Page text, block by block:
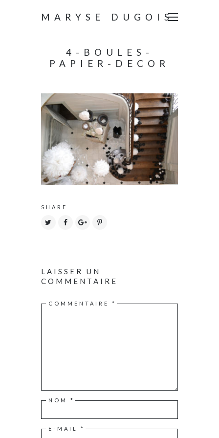
MARYSE DUGOIS
4-BOULES-
PAPIER-DECOR
SHARE
LAISSER UN
COMMENTAIRE
COMMENTAIRE *
NOM *
E-MAIL *